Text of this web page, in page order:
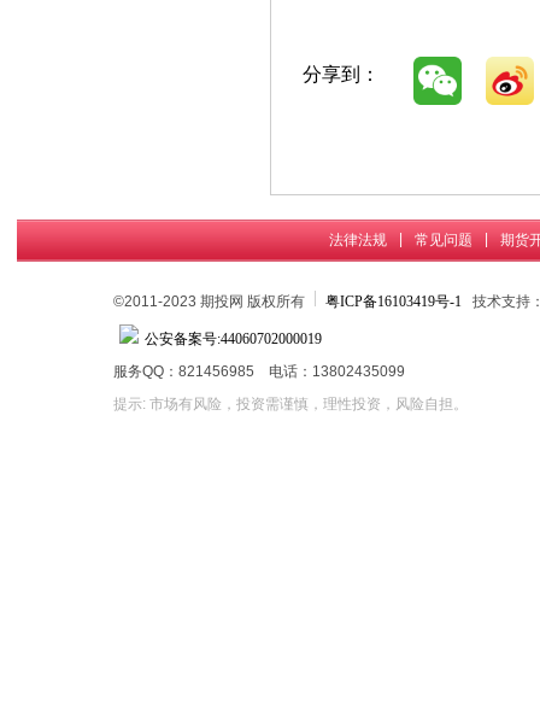
分享到：
法律法规 常见问题 期货
©2011-2023 期投网 版权所有 粤ICP备16103419号-1 技术支持
公安备案号:44060702000019
服务QQ：821456985 电话：13802435099
提示: 市场有风险，投资需谨慎，理性投资，风险自担。